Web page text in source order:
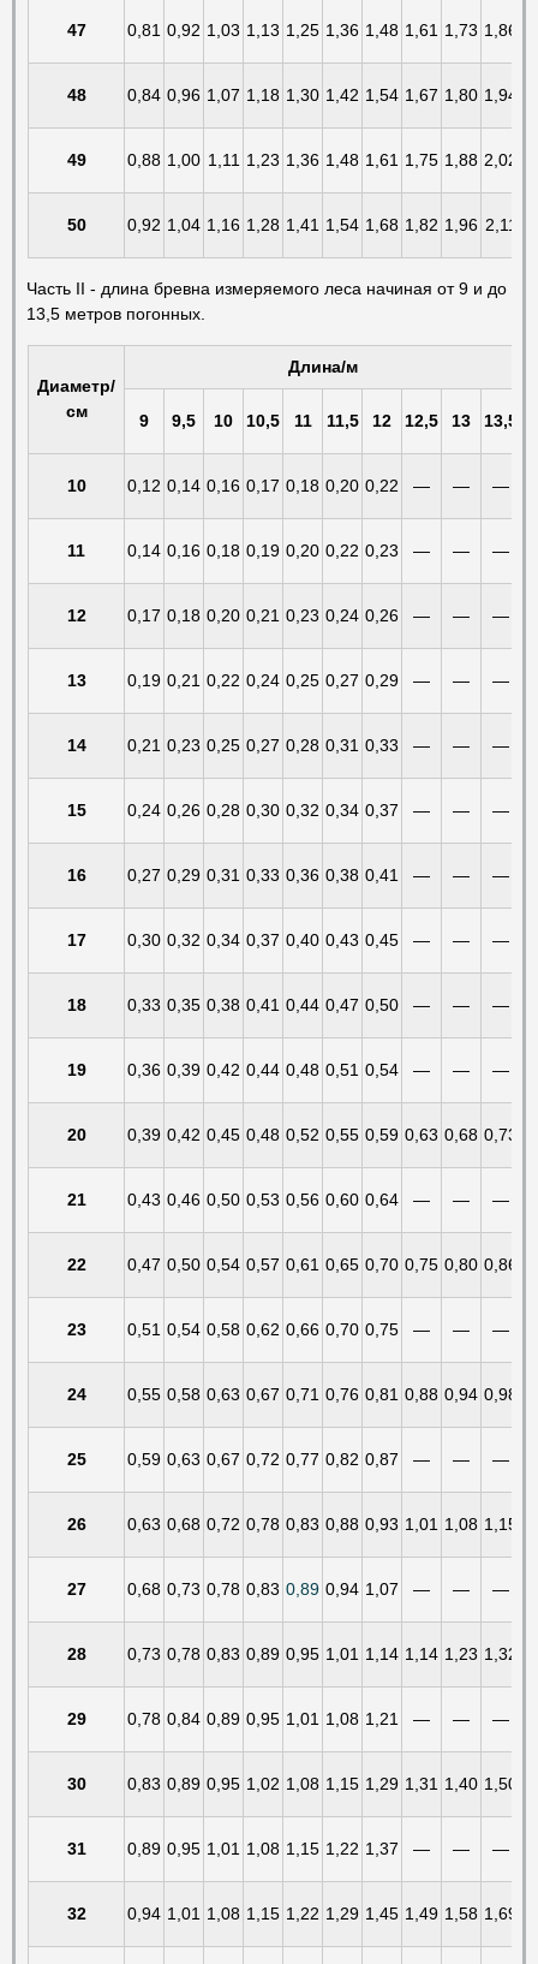
47 0,81 0,92 1,03 1,13 1,25 1,36 1,48 1,61 1,73 1,86
48 0,84 0,96 1,07 1,18 1,30 1,42 1,54 1,67 1,80 1,94
49 0,88 1,00 1,11 1,23 1,36 1,48 1,61 1,75 1,88 2,02
50 0,92 1,04 1,16 1,28 1,41 1,54 1,68 1,82 1,96 2,11
Часть II - длина бревна измеряемого леса начиная от 9 и до
13,5 метров погонных.
Диаметр/
см
Длина/м
9 9,5 10 10,5 11 11,5 12 12,5 13 13,5
10 0,12 0,14 0,16 0,17 0,18 0,20 0,22 — — —
11 0,14 0,16 0,18 0,19 0,20 0,22 0,23 — — —
12 0,17 0,18 0,20 0,21 0,23 0,24 0,26 — — —
13 0,19 0,21 0,22 0,24 0,25 0,27 0,29 — — —
14 0,21 0,23 0,25 0,27 0,28 0,31 0,33 — — —
15 0,24 0,26 0,28 0,30 0,32 0,34 0,37 — — —
16 0,27 0,29 0,31 0,33 0,36 0,38 0,41 — — —
17 0,30 0,32 0,34 0,37 0,40 0,43 0,45 — — —
18 0,33 0,35 0,38 0,41 0,44 0,47 0,50 — — —
19 0,36 0,39 0,42 0,44 0,48 0,51 0,54 — — —
20 0,39 0,42 0,45 0,48 0,52 0,55 0,59 0,63 0,68 0,73
21 0,43 0,46 0,50 0,53 0,56 0,60 0,64 — — —
22 0,47 0,50 0,54 0,57 0,61 0,65 0,70 0,75 0,80 0,86
23 0,51 0,54 0,58 0,62 0,66 0,70 0,75 — — —
24 0,55 0,58 0,63 0,67 0,71 0,76 0,81 0,88 0,94 0,98
25 0,59 0,63 0,67 0,72 0,77 0,82 0,87 — — —
26 0,63 0,68 0,72 0,78 0,83 0,88 0,93 1,01 1,08 1,15
27 0,68 0,73 0,78 0,83 0,89 0,94 1,07 — — —
28 0,73 0,78 0,83 0,89 0,95 1,01 1,14 1,14 1,23 1,32
29 0,78 0,84 0,89 0,95 1,01 1,08 1,21 — — —
30 0,83 0,89 0,95 1,02 1,08 1,15 1,29 1,31 1,40 1,50
31 0,89 0,95 1,01 1,08 1,15 1,22 1,37 — — —
32 0,94 1,01 1,08 1,15 1,22 1,29 1,45 1,49 1,58 1,69